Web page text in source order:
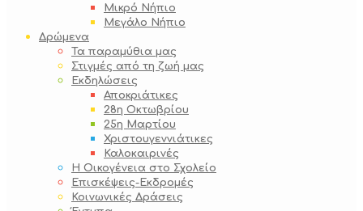
Μικρό Νήπιο
Μεγάλο Νήπιο
Δρώμενα
Τα παραμύθια μας
Στιγμές από τη ζωή μας
Εκδηλώσεις
Αποκριάτικες
28η Οκτωβρίου
25η Μαρτίου
Χριστουγεννιάτικες
Καλοκαιρινές
Η Οικογένεια στο Σχολείο
Επισκέψεις-Εκδρομές
Κοινωνικές Δράσεις